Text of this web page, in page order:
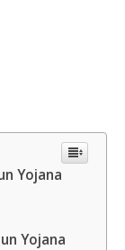
Yojana
Yojana